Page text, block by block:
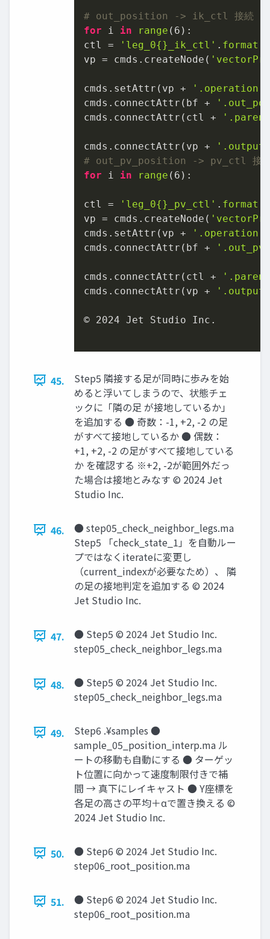
# out_position -> ik_ctl 接続
for i in range ( 6 ):
ctl =
'leg_0{}_ik_ctl' . format
vp = cmds.createNode(
cmds.setAttr(vp + '.operation'
cmds.connectAttr(bf +
cmds.connectAttr(ctl +
cmds.connectAttr(vp +
'.output'
# out_pv_position -> pv_ctl 接
for i in range ( 6 ):
ctl = 'leg_0{}_pv_ctl' . format
vp = cmds.createNode(
cmds.setAttr(vp +
'.operation'
cmds.connectAttr(bf +
cmds.connectAttr(ctl +
cmds.connectAttr(vp +
'.output'
© 2024 Jet Studio Inc.
45.
Step5 隣接する足が同時に歩みを始
めると浮いてしまうので、状態チェ
ックに「隣の足 が接地しているか」
を追加する ● 奇数：-1, +2, -2 の足
がすべて接地しているか ● 偶数：
+1, +2, -2 の足がすべて接地している
か を確認する ※+2, -2が範囲外だっ
た場合は接地とみなす © 2024 Jet
Studio Inc.
46.
● step05_check_neighbor_legs.ma
Step5 「check_state_1」を自動ルー
プではなくiterateに変更し
（current_indexが必要なため）、 隣
の足の接地判定を追加する © 2024
Jet Studio Inc.
47.
● Step5 © 2024 Jet Studio Inc.
step05_check_neighbor_legs.ma
48.
● Step5 © 2024 Jet Studio Inc.
step05_check_neighbor_legs.ma
49.
Step6 .¥samples ●
sample_05_position_interp.ma ル
ートの移動も自動にする ● ターゲッ
ト位置に向かって速度制限付きで補
間 → 真下にレイキャスト ● Y座標を
各足の高さの平均＋αで置き換える ©
2024 Jet Studio Inc.
50.
● Step6 © 2024 Jet Studio Inc.
step06_root_position.ma
51.
● Step6 © 2024 Jet Studio Inc.
step06_root_position.ma